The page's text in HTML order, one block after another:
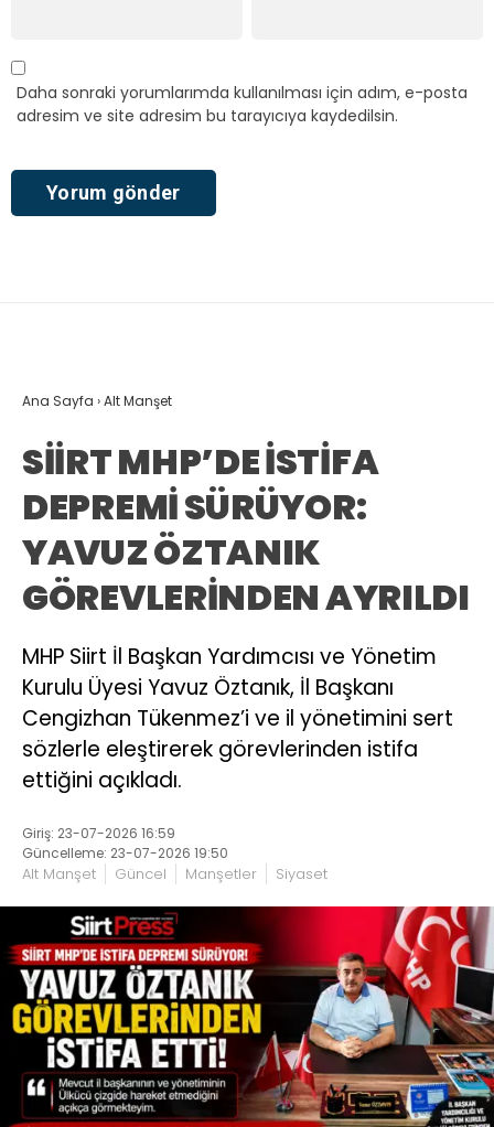
Daha sonraki yorumlarımda kullanılması için adım, e-posta
adresim ve site adresim bu tarayıcıya kaydedilsin.
Ana Sayfa ›Alt Manşet
SİİRT MHP’DE İSTİFA
DEPREMİ SÜRÜYOR:
YAVUZ ÖZTANIK
GÖREVLERİNDEN AYRILDI
MHP Siirt İl Başkan Yardımcısı ve Yönetim
Kurulu Üyesi Yavuz Öztanık, İl Başkanı
Cengizhan Tükenmez’i ve il yönetimini sert
sözlerle eleştirerek görevlerinden istifa
ettiğini açıkladı.
Giriş: 23-07-2026 16:59
Güncelleme: 23-07-2026 19:50
Alt Manşet Güncel Manşetler Siyaset